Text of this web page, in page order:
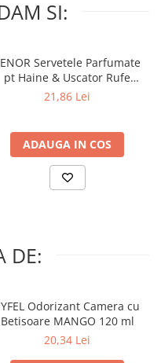
SI:
Servetele Parfumate
pt Haine & Uscator Rufe
SPRING AWAKENING 34 buc
21,86 Lei
ADAUGA IN COS
DE:
Odorizant Camera cu
Betisoare MANGO 120 ml
20,34 Lei